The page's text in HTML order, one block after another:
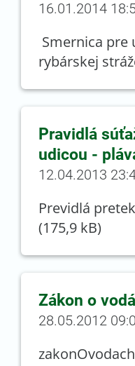
16.01.2014
Smernica pre
rybárskej
Pravidlá
udicou -
12.04.2013
Previdlá
(175,9 kB)
Zákon o
28.05.2012